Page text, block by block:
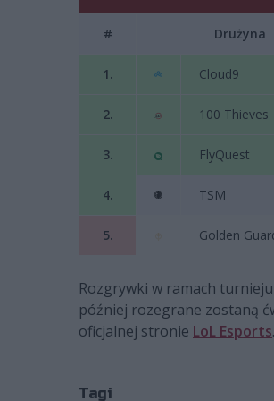
# Drużyna
1. Cloud9
2. 100 Thieves
3. FlyQuest
4. TSM
5. Golden
Rozgrywki w ramach
później rozegrane zostaną
oficjalnej stronie LoL Esports.
Tagi